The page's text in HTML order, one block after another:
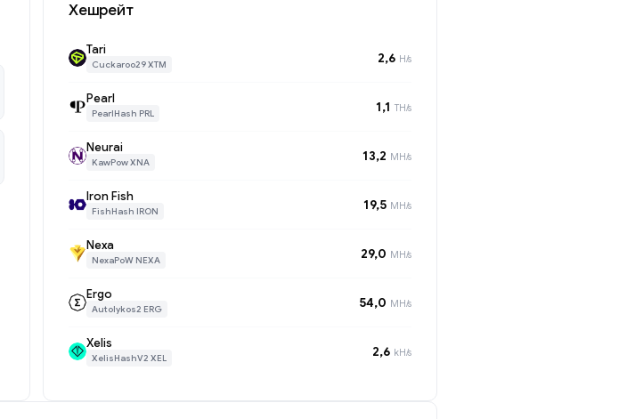
Хешрейт
Tari
Cuckaroo29 XTM 2,6 H/s
Pearl
PearlHash PRL 1,1 TH/s
Neurai
KawPow XNA 13,2 MH/s
Iron Fish
FishHash IRON 19,5 MH/s
Nexa
NexaPoW NEXA 29,0 MH/s
Ergo
Autolykos2 ERG 54,0 MH/s
Xelis
XelisHashV2 XEL 2,6 kH/s